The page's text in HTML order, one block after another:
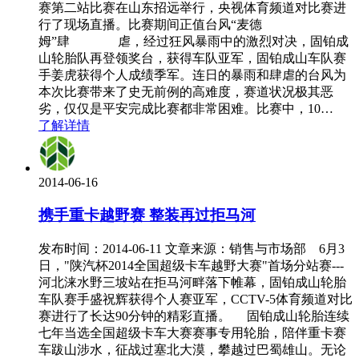
赛第二站比赛在山东招远举行，央视体育频道对比赛进
行了现场直播。比赛期间正值台风“麦德
姆”肆 虐，经过狂风暴雨中的激烈对决，固铂成
山轮胎队再登领奖台，获得车队亚军，固铂成山车队赛
手姜虎获得个人成绩季军。连日的暴雨和肆虐的台风为
本次比赛带来了史无前例的高难度，赛道状况极其恶
劣，仅仅是平安完成比赛都非常困难。比赛中，10…
了解详情
2014-06-16
携手重卡越野赛 整装再过拒马河
发布时间：2014-06-11 文章来源：销售与市场部 6月3
日，"陕汽杯2014全国超级卡车越野大赛"首场分站赛---
河北涞水野三坡站在拒马河畔落下帷幕，固铂成山轮胎
车队赛手盛祝辉获得个人赛亚军，CCTV-5体育频道对比
赛进行了长达90分钟的精彩直播。 固铂成山轮胎连续
七年当选全国超级卡车大赛赛事专用轮胎，陪伴重卡赛
车跋山涉水，征战过塞北大漠，攀越过巴蜀雄山。无论